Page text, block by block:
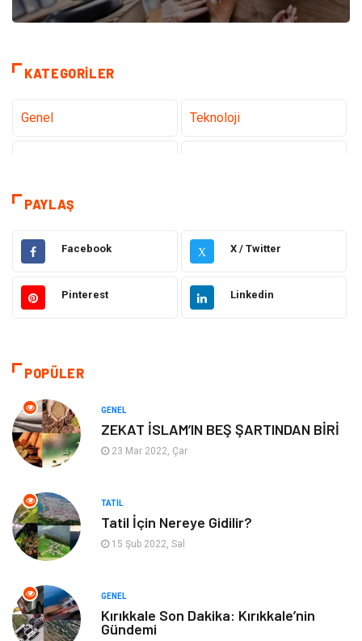
KATEGORILER
Genel Teknoloji
Tatil
Bakım Güzellik Yeme İçme
Elektrik Elektronik Giyim
Hukuk
Aksesuar
Organizasyon
Spor
Bebek Giyim Mobilya
PAYLAŞ
Facebook X X / Twitter
Pinterest Linkedin
POPÜLER
GENEL
ZEKAT İSLAM’IN BEŞ ŞARTINDAN BİRİ
23 Mar 2022, Çar
TATIL
Tatil İçin Nereye Gidilir?
15 Şub 2022, Sal
GENEL
Kırıkkale Son Dakika: Kırıkkale’nin
Gündemi